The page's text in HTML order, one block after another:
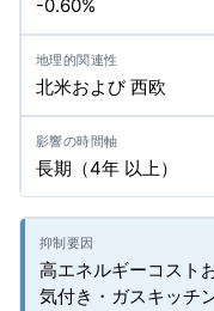
-0.60%
北米および 西欧
長期（4年 以上）
高エネルギーコスト
気付き・ガスキッチ